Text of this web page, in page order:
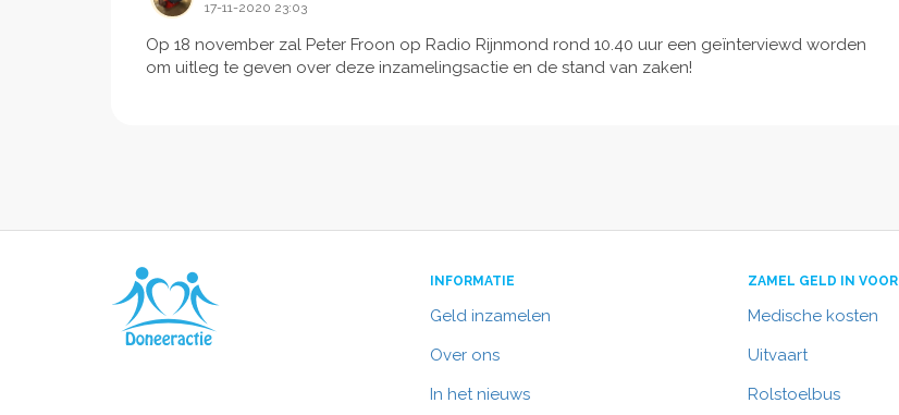
17-11-2020 23:03
Op 18 november zal Peter Froon op Radio Rijnmond rond 10.40 uur een geïnterviewd worden
om uitleg te geven over deze inzamelingsactie en de stand van zaken!
INFORMATIE
Geld inzamelen
Over ons
In het nieuws
ZAMEL GELD IN VOOR
Medische kosten
Uitvaart
Rolstoelbus